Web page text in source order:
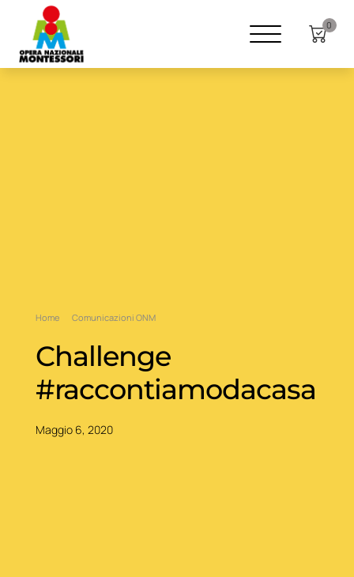
0
Home Comunicazioni ONM
Challenge
#raccontiamodacasa
Maggio 6, 2020